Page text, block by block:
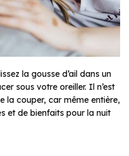
la gousse d’ail dans un
sous votre oreiller. Il n’est
la couper, car même entière,
et de bienfaits pour la nuit